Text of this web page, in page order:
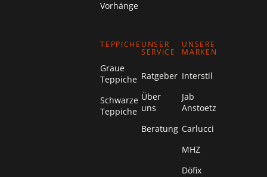
Vorhänge
TEPPICHE
Graue
Teppiche
Schwarze
Teppiche
UNSER
SERVICE
Ratgeber
Über
uns
Beratung
UNSERE
MARKEN
Interstil
Jab
Anstoetz
Carlucci
MHZ
Döfix